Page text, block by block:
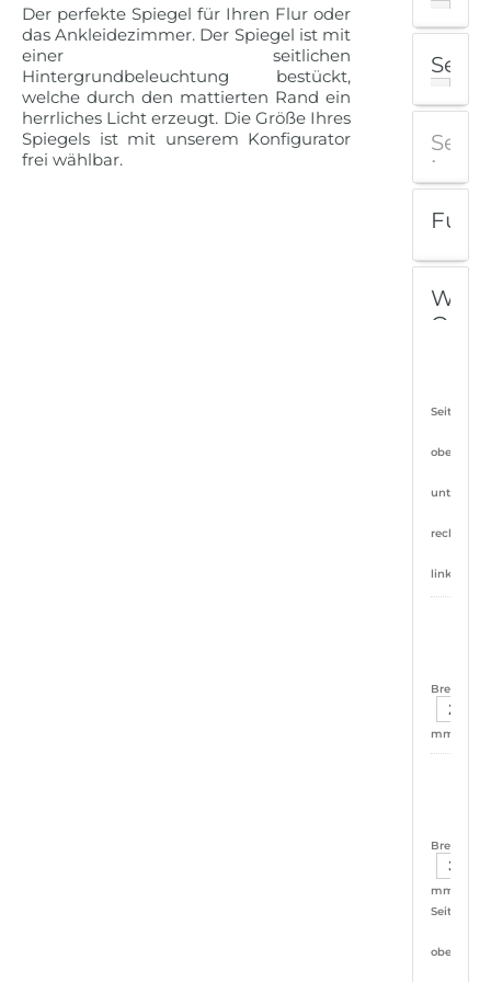
Der perfekte Spiegel für Ihren Flur oder
das Ankleidezimmer. Der Spiegel ist mit
einer seitlichen
Hintergrundbeleuchtung bestückt,
welche durch den mattierten Rand ein
herrliches Licht erzeugt. Die Größe Ihres
Spiegels ist mit unserem Konfigurator
frei wählbar.
in
Ambientebeleuchtung
Seiten:
oben
unten
rechts
links
Breite:
mm
Breite:
mm
Seiten:
oben